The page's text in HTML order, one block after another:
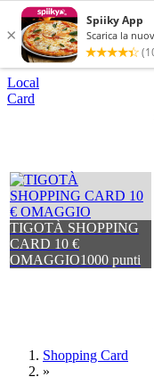
Local
Card
TIGOTÀ SHOPPING
CARD 10 €
OMAGGIO1000 punti
Shopping Card
»